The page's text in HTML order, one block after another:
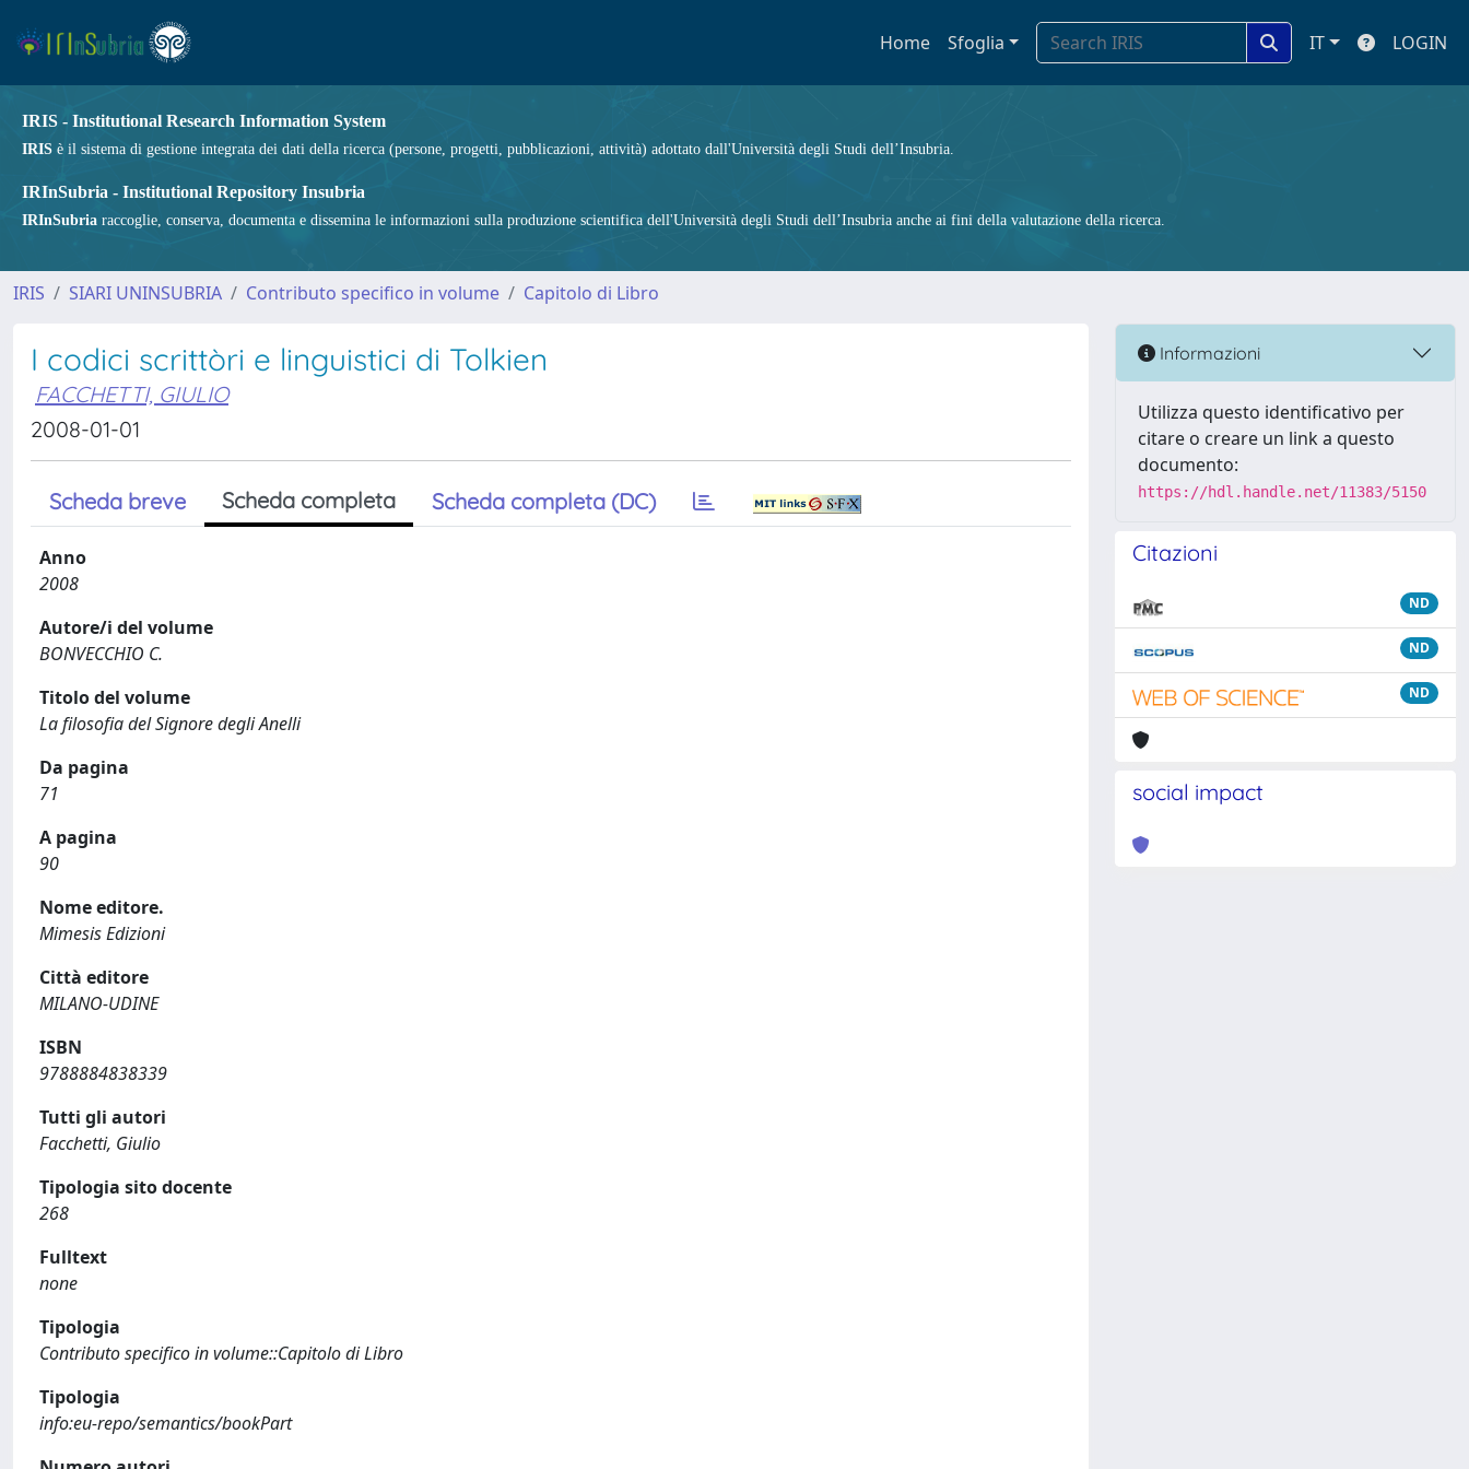
Home Sfoglia IT LOGIN
IRIS - Institutional Research Information System
IRIS è il sistema di gestione integrata dei dati della ricerca (persone, progetti, pubblicazioni, attività) adottato dall'Università degli Studi dell’Insubria.
IRInSubria - Institutional Repository Insubria
IRInSubria raccoglie, conserva, documenta e dissemina le informazioni sulla produzione scientifica dell'Università degli Studi dell’Insubria anche ai fini della valutazione della ricerca.
IRIS SIARI UNINSUBRIA Contributo specifico in volume Capitolo di Libro
I codici scrittòri e linguistici di Tolkien
FACCHETTI, GIULIO
2008-01-01
Scheda breve Scheda completa Scheda completa (DC)
Anno
2008
Autore/i del volume
BONVECCHIO C.
Titolo del volume
La filosofia del Signore degli Anelli
Da pagina
71
A pagina
90
Nome editore.
Mimesis Edizioni
Città editore
MILANO-UDINE
ISBN
9788884838339
Tutti gli autori
Facchetti, Giulio
Tipologia sito docente
268
Fulltext
none
Tipologia
Contributo specifico in volume::Capitolo di Libro
Tipologia
info:eu-repo/semantics/bookPart
Informazioni
Utilizza questo identificativo per
citare o creare un link a questo
documento:
https://hdl.handle.net/11383/5150
Citazioni
ND
ND
ND
social impact